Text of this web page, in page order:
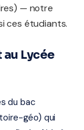
— notre
ces étudiants.
Lycée
du bac
géo) qui